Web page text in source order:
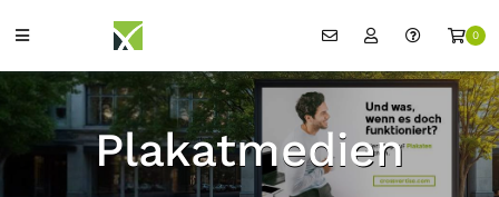
0
Plakatmedien